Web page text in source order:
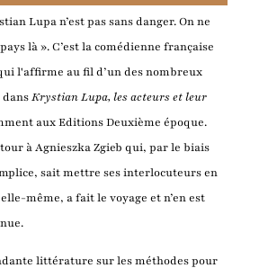
Lupa n’est pas sans danger. On ne
là ». C’est la comédienne française
l'affirme au fil d’un des nombreux
Krystian Lupa, les acteurs et leur
aux Editions Deuxième époque.
à Agnieszka Zgieb qui, par le biais
sait mettre ses interlocuteurs en
même, a fait le voyage et n’en est
littérature sur les méthodes pour